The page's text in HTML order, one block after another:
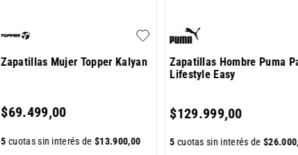
Zapatillas Mujer Topper Kalyan
$69.499,00
5 cuotas sin interés de$13.900,00
Zapatillas Hombre Puma
Lifestyle Easy
$129.999,00
5 cuotas sin interés de$26.000